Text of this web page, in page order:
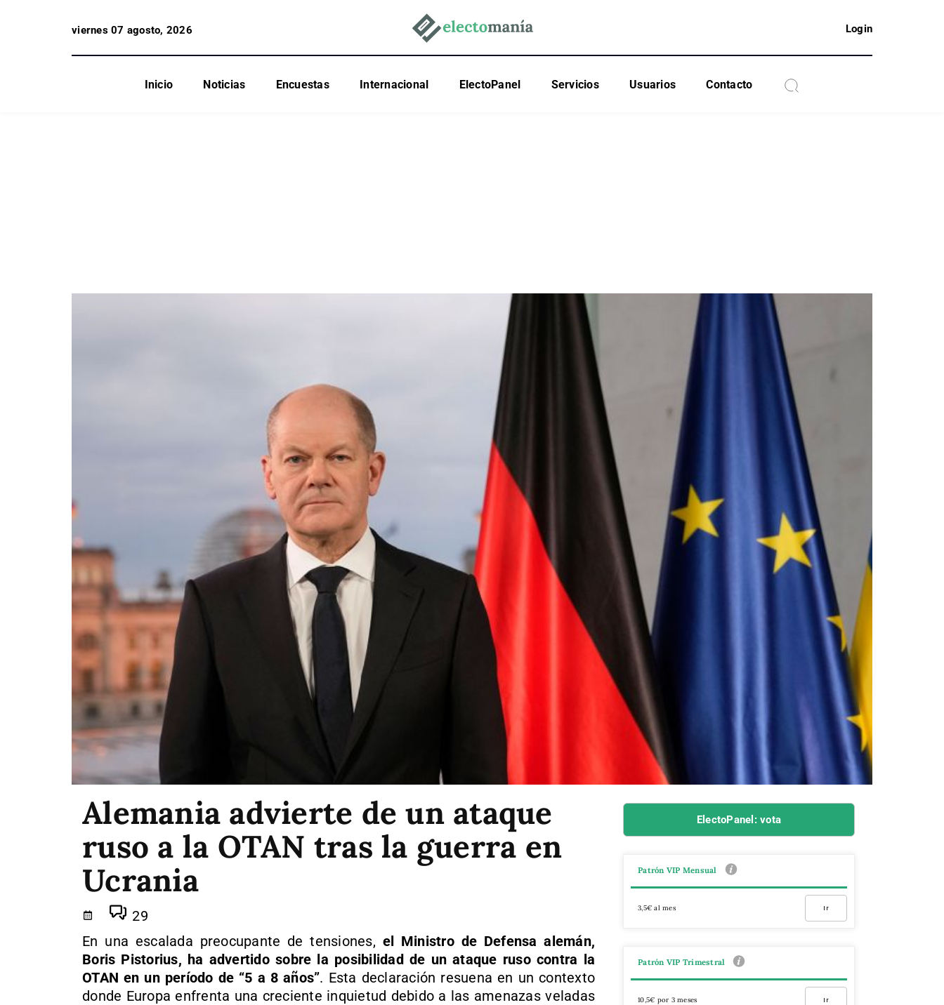
viernes 07 agosto, 2026 Login
Inicio Noticias Encuestas Internacional ElectoPanel Servicios Usuarios Contacto
Alemania advierte de un ataque
ruso a la OTAN tras la guerra en
Ucrania
29
En una escalada preocupante de tensiones, el Ministro de Defensa alemán,
Boris Pistorius, ha advertido sobre la posibilidad de un ataque ruso contra la
OTAN en un período de “5 a 8 años”. Esta declaración resuena en un contexto
donde Europa enfrenta una creciente inquietud debido a las amenazas veladas
ElectoPanel: vota
Patrón VIP Mensual
3,5€ al mes Ir
Patrón VIP Trimestral
10,5€ por 3 meses Ir